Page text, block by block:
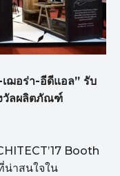
ฌอร่า-อีดีแอล” รับ
งวัลผลิตภัณฑ์
Booth
น่าสนใจใน